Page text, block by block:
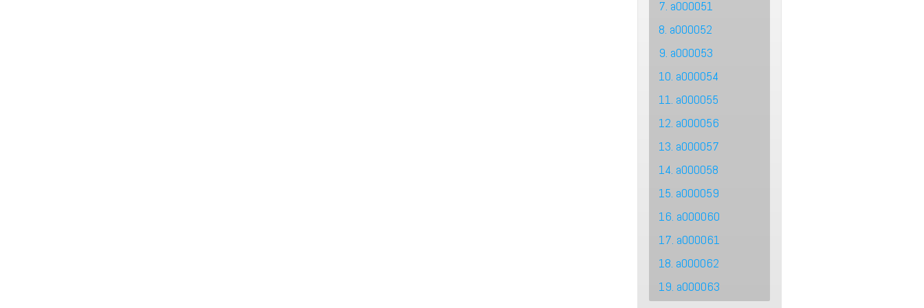
7. a000051
8. a000052
9. a000053
10. a000054
11. a000055
12. a000056
13. a000057
14. a000058
15. a000059
16. a000060
17. a000061
18. a000062
19. a000063